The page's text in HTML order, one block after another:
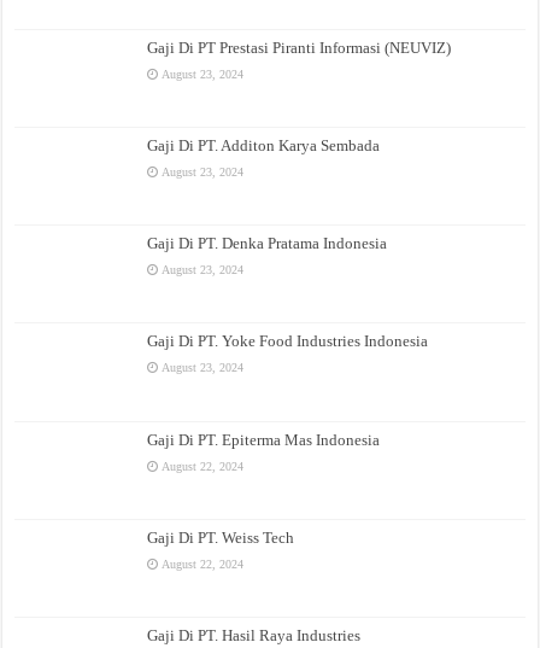
Gaji Di PT Prestasi Piranti Informasi (NEUVIZ)
August 23, 2024
Gaji Di PT. Additon Karya Sembada
August 23, 2024
Gaji Di PT. Denka Pratama Indonesia
August 23, 2024
Gaji Di PT. Yoke Food Industries Indonesia
August 23, 2024
Gaji Di PT. Epiterma Mas Indonesia
August 22, 2024
Gaji Di PT. Weiss Tech
August 22, 2024
Gaji Di PT. Hasil Raya Industries